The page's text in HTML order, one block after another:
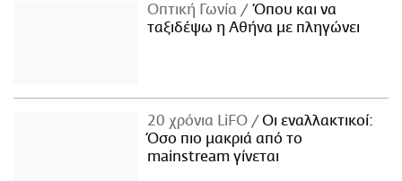
Οπτική Γωνία
Όπου και να
ταξιδέψω η Αθήνα με πληγώνει
20 χρόνια LiFO
Οι εναλλακτικοί:
Όσο πιο μακριά από το
mainstream γίνεται